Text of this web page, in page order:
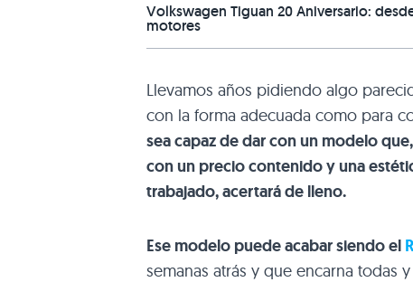
Volkswagen Tiguan 20 Aniversario:
motores
Llevamos años pidiendo algo
con la forma adecuada como para
sea capaz de dar con un modelo
con un precio contenido y una
trabajado, acertará de lleno.
Ese modelo puede acabar siendo el
semanas atrás y que encarna todas